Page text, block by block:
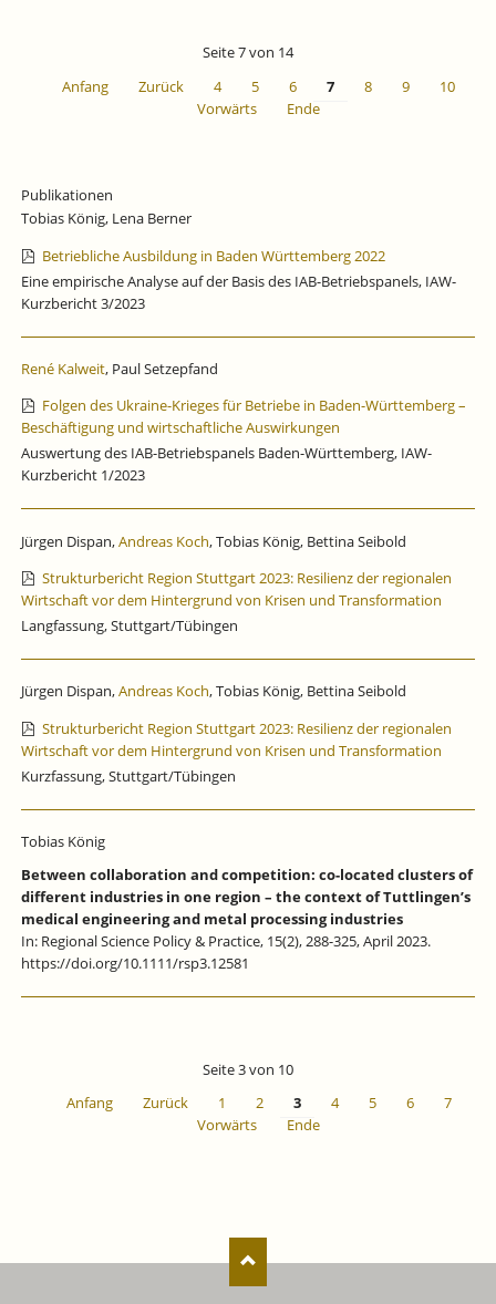
Seite 7 von 14
Anfang
Zurück 4 5 6 7 8 9
10
Vorwärts
Ende
Publikationen
Tobias König, Lena Berner
Betriebliche Ausbildung in Baden Württemberg 2022
Eine empirische Analyse auf der Basis des IAB-Betriebspanels, IAW-
Kurzbericht 3/2023
René Kalweit, Paul Setzepfand
Folgen des Ukraine-Krieges für Betriebe in Baden-Württemberg –
Beschäftigung und wirtschaftliche Auswirkungen
Auswertung des IAB-Betriebspanels Baden-Württemberg, IAW-
Kurzbericht 1/2023
Jürgen Dispan,Andreas Koch, Tobias König, Bettina Seibold
Strukturbericht Region Stuttgart 2023: Resilienz der regionalen
Wirtschaft vor dem Hintergrund von Krisen und Transformation
Langfassung, Stuttgart/Tübingen
Jürgen Dispan,Andreas Koch, Tobias König, Bettina Seibold
Strukturbericht Region Stuttgart 2023: Resilienz der regionalen
Wirtschaft vor dem Hintergrund von Krisen und Transformation
Kurzfassung, Stuttgart/Tübingen
Tobias König
Between collaboration and competition: co-located clusters of
different industries in one region – the context of Tuttlingen’s
medical engineering and metal processing industries
In: Regional Science Policy & Practice, 15(2), 288-325, April 2023.
https://doi.org/10.1111/rsp3.12581
Seite 3 von 10
Anfang
Zurück 1 2 3 4 5 6
7
Vorwärts
Ende